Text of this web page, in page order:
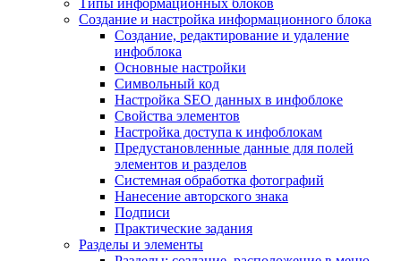
Типы информационных блоков
Создание и настройка информационного блока
Создание, редактирование и удаление
инфоблока
Основные настройки
Символьный код
Настройка SEO данных в инфоблоке
Свойства элементов
Настройка доступа к инфоблокам
Предустановленные данные для полей
элементов и разделов
Системная обработка фотографий
Нанесение авторского знака
Подписи
Практические задания
Разделы и элементы